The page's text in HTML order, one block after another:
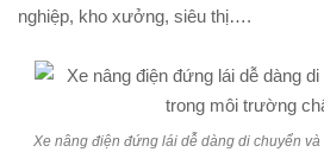
nghiệp, kho xưởng, siêu thị….
Xe nâng điện đứng lái dễ dàng di chuyển